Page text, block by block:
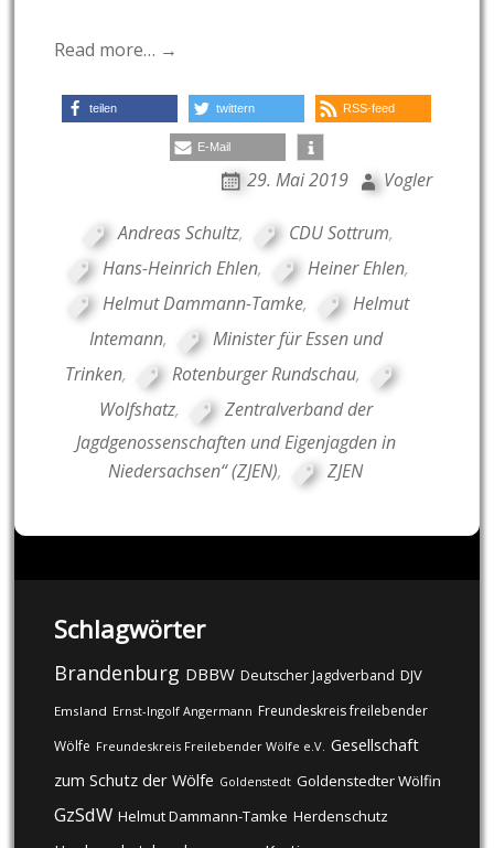
Read more… →
teilen twittern RSS-feed
E-Mail
29. Mai 2019 Vogler
Andreas Schultz, CDU Sottrum,
Hans-Heinrich Ehlen, Heiner Ehlen,
Helmut Dammann-Tamke,
Helmut
Intemann,
Minister für Essen und
Trinken, Rotenburger Rundschau,
Wolfshatz,
Zentralverband der
Jagdgenossenschaften und Eigenjagden in
Niedersachsen“ (ZJEN), ZJEN
Schlagwörter
Brandenburg DBBW Deutscher Jagdverband DJV
Emsland Ernst-Ingolf Angermann Freundeskreis freilebender
Wölfe Freundeskreis Freilebender Wölfe e.V. Gesellschaft
zum Schutz der Wölfe Goldenstedt Goldenstedter Wölfin
GzSdW Helmut Dammann-Tamke Herdenschutz